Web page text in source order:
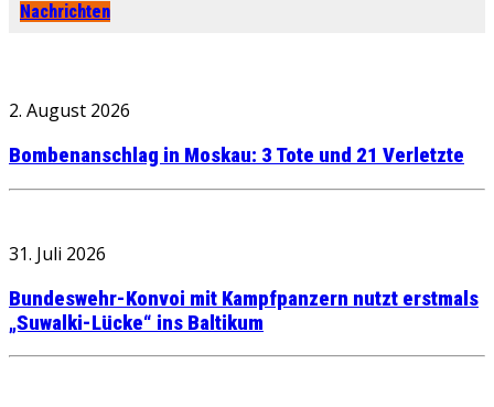
Nachrichten
2. August 2026
Bombenanschlag in Moskau: 3 Tote und 21 Verletzte
31. Juli 2026
Bundeswehr-Konvoi mit Kampfpanzern nutzt erstmals
„Suwalki-Lücke“ ins Baltikum